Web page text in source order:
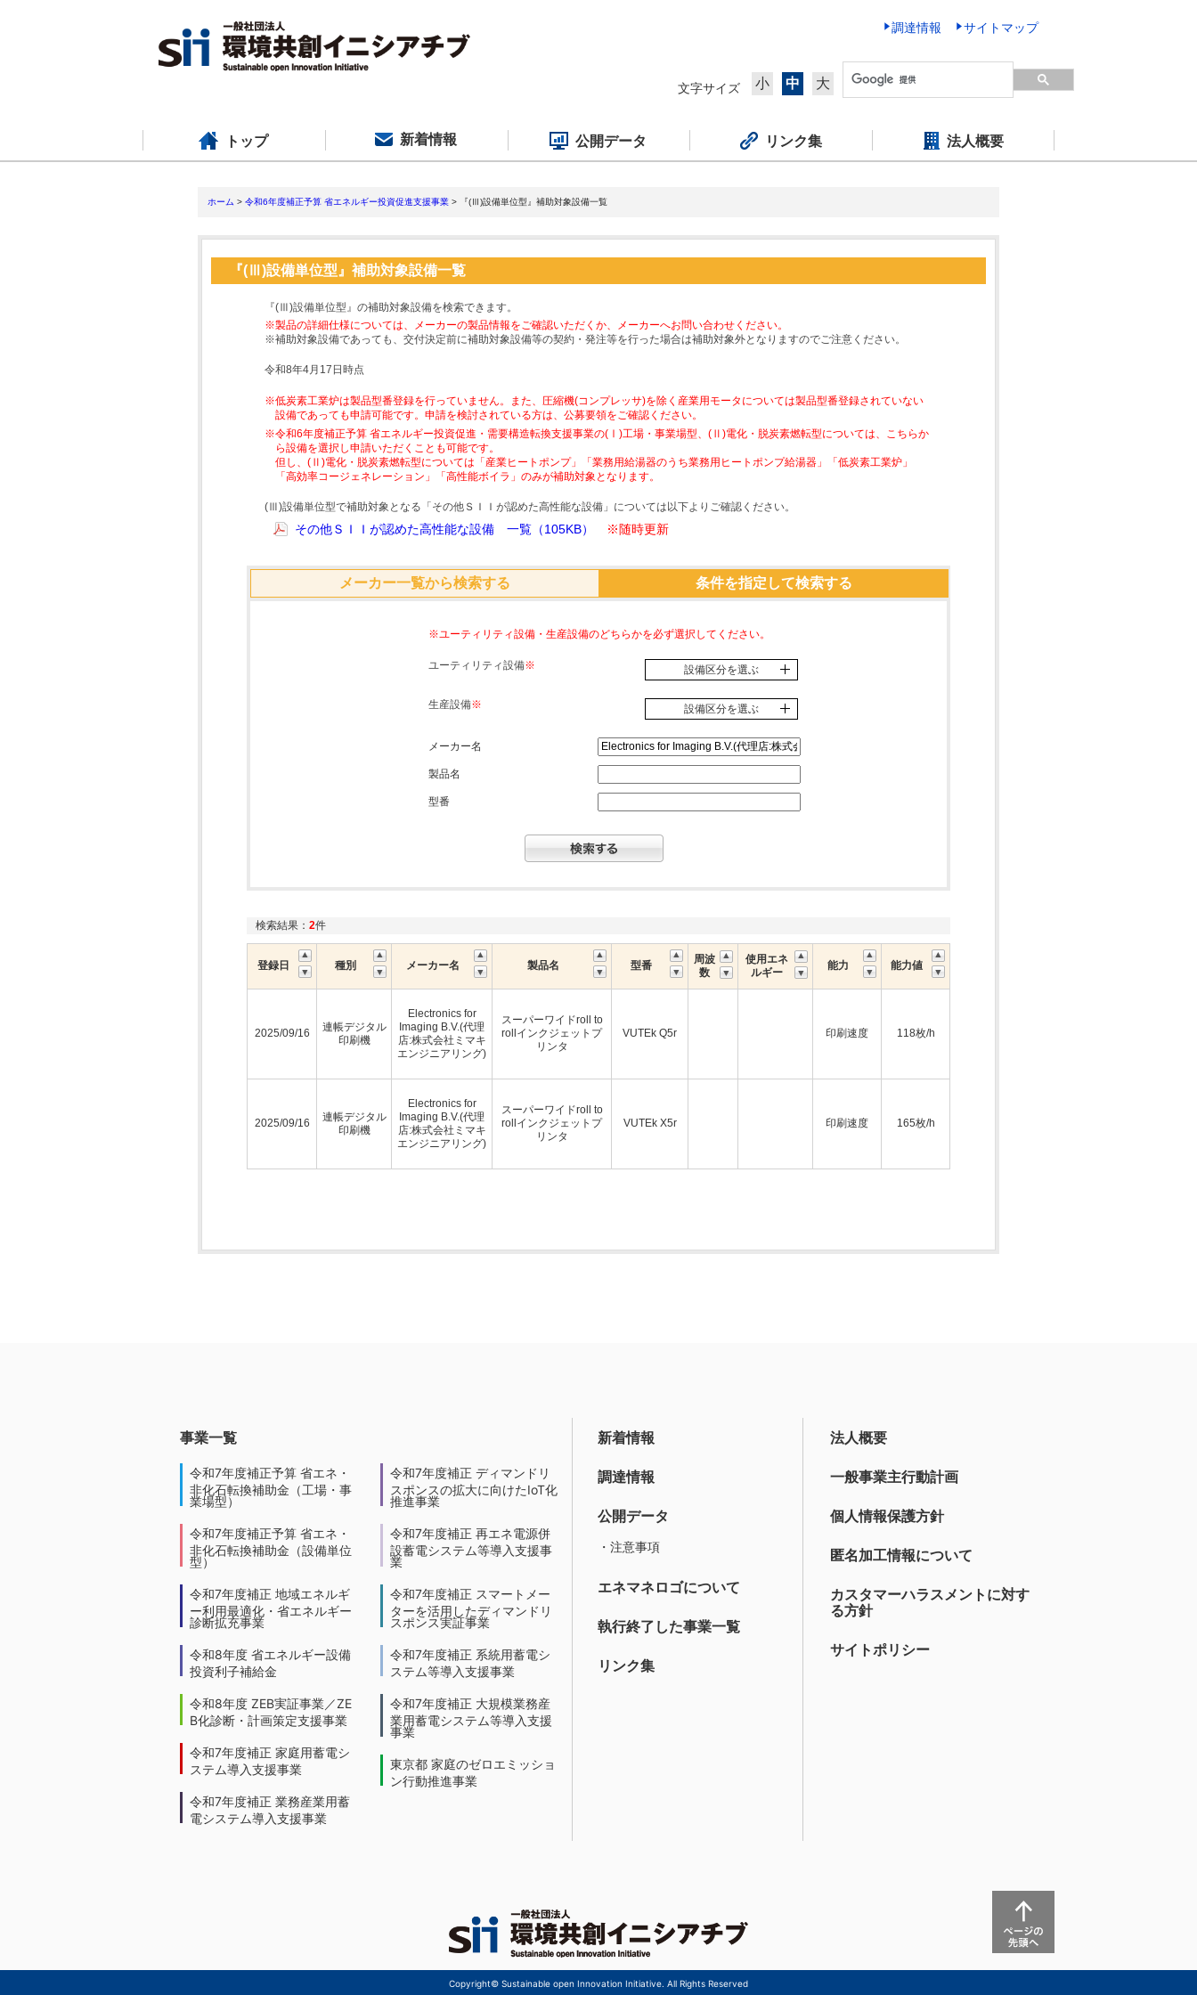
調達情報 サイトマップ
文字サイズ 小 中 大
トップ 新着情報 公開データ リンク集 法人概要
ホーム > 令和6年度補正予算 省エネルギー投資促進支援事業 > 『(Ⅲ)設備単位型』補助対象設備一覧
『(Ⅲ)設備単位型』補助対象設備一覧
『(Ⅲ)設備単位型』の補助対象設備を検索できます。
※製品の詳細仕様については、メーカーの製品情報をご確認いただくか、メーカーへお問い合わせください。
※補助対象設備であっても、交付決定前に補助対象設備等の契約・発注等を行った場合は補助対象外となりますのでご注意ください。
令和8年4月17日時点
※低炭素工業炉は製品型番登録を行っていません。また、圧縮機(コンプレッサ)を除く産業用モータについては製品型番登録されていない
設備であっても申請可能です。申請を検討されている方は、公募要領をご確認ください。
※令和6年度補正予算 省エネルギー投資促進・需要構造転換支援事業の(Ⅰ)工場・事業場型、(Ⅱ)電化・脱炭素燃転型については、こちらか
ら設備を選択し申請いただくことも可能です。
但し、(Ⅱ)電化・脱炭素燃転型については「産業ヒートポンプ」「業務用給湯器のうち業務用ヒートポンプ給湯器」「低炭素工業炉」
「高効率コージェネレーション」「高性能ボイラ」のみが補助対象となります。
(Ⅲ)設備単位型で補助対象となる「その他ＳＩＩが認めた高性能な設備」については以下よりご確認ください。
その他ＳＩＩが認めた高性能な設備 一覧（105KB） ※随時更新
メーカー一覧から検索する 条件を指定して検索する
※ユーティリティ設備・生産設備のどちらかを必ず選択してください。
ユーティリティ設備※ 設備区分を選ぶ
生産設備※ 設備区分を選ぶ
メーカー名
製品名
型番
検索結果： 2件
登録日 種別 メーカー名 製品名 型番
周波
数
使用エネ
ルギー
能力 能力値
2025/09/16
連帳デジタル
印刷機
Electronics for
Imaging B.V.(代理
店:株式会社ミマキ
エンジニアリング)
スーパーワイドroll to
rollインクジェットプ
リンタ
VUTEk Q5r 印刷速度 118枚/h
2025/09/16
連帳デジタル
印刷機
Electronics for
Imaging B.V.(代理
店:株式会社ミマキ
エンジニアリング)
スーパーワイドroll to
rollインクジェットプ
リンタ
VUTEk X5r 印刷速度 165枚/h
事業一覧
令和7年度補正予算 省エネ・
非化石転換補助金（工場・事
業場型）
令和7年度補正予算 省エネ・
非化石転換補助金（設備単位
型）
令和7年度補正 地域エネルギ
ー利用最適化・省エネルギー
診断拡充事業
令和8年度 省エネルギー設備
投資利子補給金
令和8年度 ZEB実証事業／ZE
B化診断・計画策定支援事業
令和7年度補正 家庭用蓄電シ
ステム導入支援事業
令和7年度補正 業務産業用蓄
電システム導入支援事業
令和7年度補正 ディマンドリ
スポンスの拡大に向けたIoT化
推進事業
令和7年度補正 再エネ電源併
設蓄電システム等導入支援事
業
令和7年度補正 スマートメー
ターを活用したディマンドリ
スポンス実証事業
令和7年度補正 系統用蓄電シ
ステム等導入支援事業
令和7年度補正 大規模業務産
業用蓄電システム等導入支援
事業
東京都 家庭のゼロエミッショ
ン行動推進事業
新着情報
調達情報
公開データ
・注意事項
エネマネロゴについて
執行終了した事業一覧
リンク集
法人概要
一般事業主行動計画
個人情報保護方針
匿名加工情報について
カスタマーハラスメントに対す
る方針
サイトポリシー
Copyright© Sustainable open Innovation Initiative. All Rights Reserved